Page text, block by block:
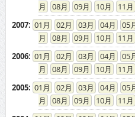
08
09 10 11
2007: 01 02 03 04 05
08
09 10 11
2006: 01 02 03 04 05
08
09 10 11
2005: 01 02 03 04 05
08
09 10 11